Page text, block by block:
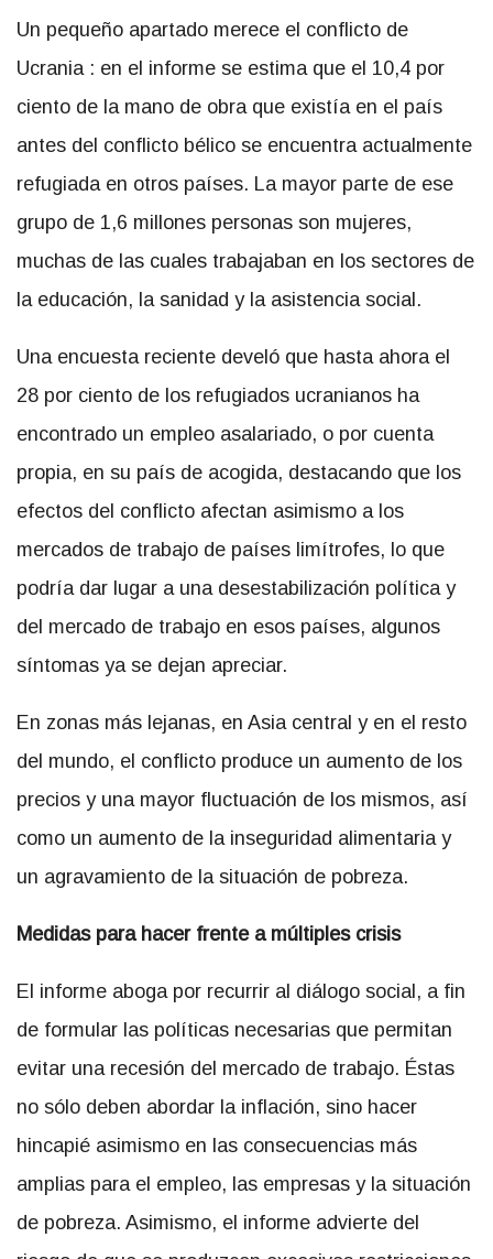
Un pequeño apartado merece el conflicto de
Ucrania : en el informe se estima que el 10,4 por
ciento de la mano de obra que existía en el país
antes del conflicto bélico se encuentra actualmente
refugiada en otros países. La mayor parte de ese
grupo de 1,6 millones personas son mujeres,
muchas de las cuales trabajaban en los sectores de
la educación, la sanidad y la asistencia social.
Una encuesta reciente develó que hasta ahora el
28 por ciento de los refugiados ucranianos ha
encontrado un empleo asalariado, o por cuenta
propia, en su país de acogida, destacando que los
efectos del conflicto afectan asimismo a los
mercados de trabajo de países limítrofes, lo que
podría dar lugar a una desestabilización política y
del mercado de trabajo en esos países, algunos
síntomas ya se dejan apreciar.
En zonas más lejanas, en Asia central y en el resto
del mundo, el conflicto produce un aumento de los
precios y una mayor fluctuación de los mismos, así
como un aumento de la inseguridad alimentaria y
un agravamiento de la situación de pobreza.
Medidas para hacer frente a múltiples crisis
El informe aboga por recurrir al diálogo social, a fin
de formular las políticas necesarias que permitan
evitar una recesión del mercado de trabajo. Éstas
no sólo deben abordar la inflación, sino hacer
hincapié asimismo en las consecuencias más
amplias para el empleo, las empresas y la situación
de pobreza. Asimismo, el informe advierte del